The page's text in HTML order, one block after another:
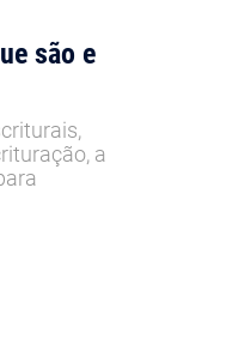
são e
a